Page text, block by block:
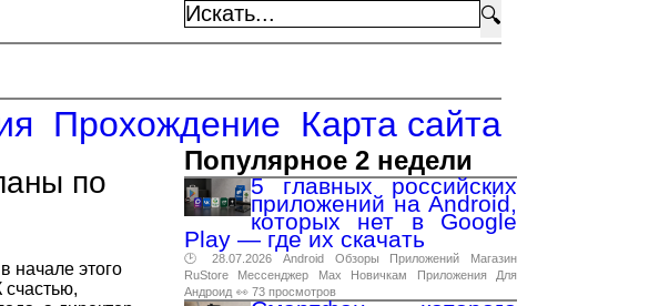
🔍
Прохождение Карта сайта
по
начале этого
счастью,
Популярное 2 недели
5 главных российских
приложений на Android,
которых нет в Google
Play — где их скачать
🕑 28.07.2026 Android Обзоры Приложений
Магазин
RuStore
Мессенджер Max Новичкам Приложения
Для
Андроид 👀 73 просмотров